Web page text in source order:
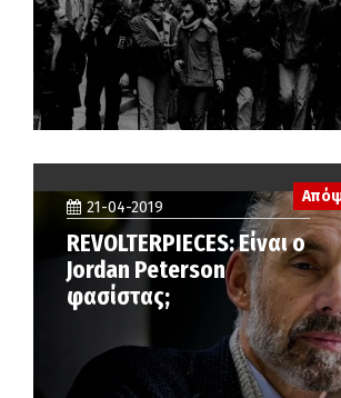
21-04-2019
REVOLTERPIECES: Είναι ο
Jordan Peterson
φασίστας;